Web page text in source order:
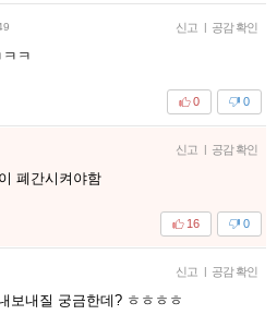
신고 | 공감 확인
ㅋ
0
0
신고 | 공감 확인
폐간시켜야함
0
16
신고 | 공감 확인
보내질 궁금한데? ㅎㅎㅎㅎ